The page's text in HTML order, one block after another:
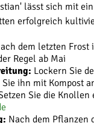
lässt sich mit
erfolgreich
dem letzten Frost
Regel ab Mai
Lockern Sie
ihn mit Kompost
Sie die Knollen
Nach dem Pflanzen